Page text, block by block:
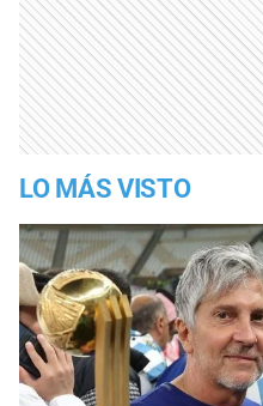
LO MÁS VISTO